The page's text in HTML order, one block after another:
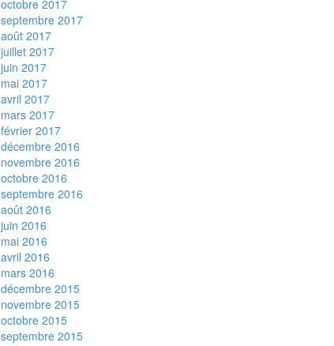
octobre 2017
septembre 2017
août 2017
juillet 2017
juin 2017
mai 2017
avril 2017
mars 2017
février 2017
décembre 2016
novembre 2016
octobre 2016
septembre 2016
août 2016
juin 2016
mai 2016
avril 2016
mars 2016
décembre 2015
novembre 2015
octobre 2015
septembre 2015